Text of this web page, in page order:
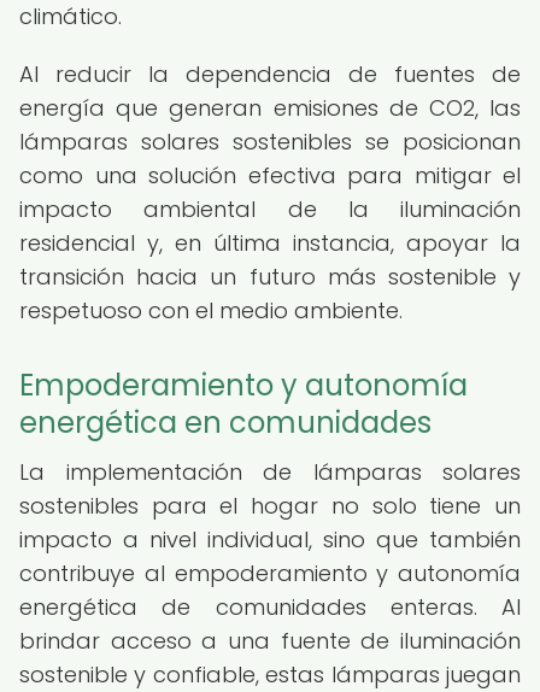
climático.
Al reducir la dependencia de fuentes de
energía que generan emisiones de CO2, las
lámparas solares sostenibles se posicionan
como una solución efectiva para mitigar el
impacto ambiental de la iluminación
residencial y, en última instancia, apoyar la
transición hacia un futuro más sostenible y
respetuoso con el medio ambiente.
Empoderamiento y autonomía
energética en comunidades
La implementación de lámparas solares
sostenibles para el hogar no solo tiene un
impacto a nivel individual, sino que también
contribuye al empoderamiento y autonomía
energética de comunidades enteras. Al
brindar acceso a una fuente de iluminación
sostenible y confiable, estas lámparas juegan